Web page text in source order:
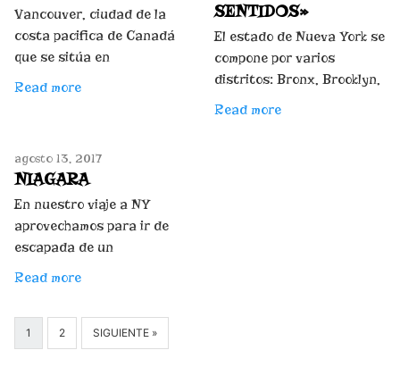
Vancouver, ciudad de la
costa pacifica de Canadá
que se sitúa en
Read more
SENTIDOS»
El estado de Nueva York se
compone por varios
distritos: Bronx, Brooklyn,
Read more
agosto 13, 2017
NIAGARA
En nuestro viaje a NY
aprovechamos para ir de
escapada de un
Read more
1 2 SIGUIENTE »